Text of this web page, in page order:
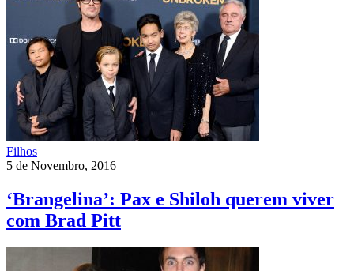
Filhos
5 de Novembro, 2016
‘Brangelina’: Pax e Shiloh querem viver
com Brad Pitt